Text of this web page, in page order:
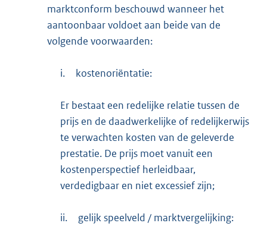
marktconform beschouwd wanneer het
aantoonbaar voldoet aan beide van de
volgende voorwaarden:
i. kostenoriëntatie:
Er bestaat een redelijke relatie tussen de
prijs en de daadwerkelijke of redelijkerwijs
te verwachten kosten van de geleverde
prestatie. De prijs moet vanuit een
kostenperspectief herleidbaar,
verdedigbaar en niet excessief zijn;
ii. gelijk speelveld / marktvergelijking: